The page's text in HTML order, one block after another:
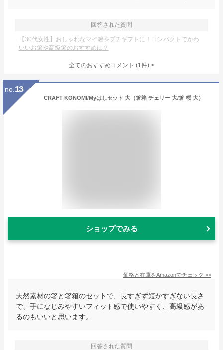
回答された質問
【30代女性】おしゃれなマイ箸をプチギフトに！コンパクトでかわ
いいお箸や高級箸のおすすめは？
全てのおすすめコメント (1件) >
no. 13
CRAFT KONOMI/Myはしセット 大（箸箱 チェリー 大/箸 桜 大）
ショップでみる
価格と在庫をAmazonでチェック >>
天然素材の箸と箸箱のセットで、長すぎず短かすぎない長さ
で、手になじみやすいフィット感で使いやすく、高級感があ
るのもいいと思います。
回答された質問